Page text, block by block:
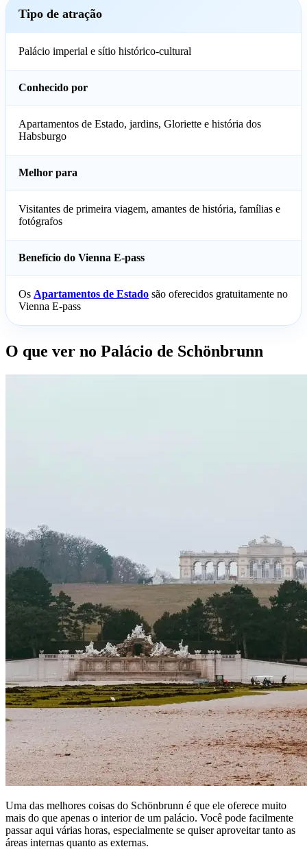
Tipo de atração
Palácio imperial e sítio histórico-cultural
Conhecido por
Apartamentos de Estado, jardins, Gloriette e história dos
Habsburgo
Melhor para
Visitantes de primeira viagem, amantes de história, famílias e
fotógrafos
Benefício do Vienna E-pass
Os Apartamentos de Estado são oferecidos gratuitamente no
Vienna E-pass
O que ver no Palácio de Schönbrunn
Uma das melhores coisas do Schönbrunn é que ele oferece muito
mais do que apenas o interior de um palácio. Você pode facilmente
passar aqui várias horas, especialmente se quiser aproveitar tanto as
áreas internas quanto as externas.